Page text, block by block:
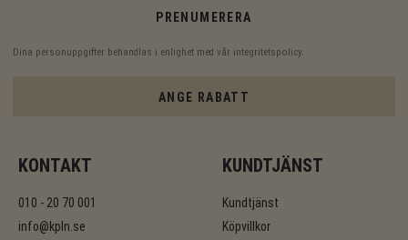
PRENUMERERA
Dina personuppgifter behandlas i enlighet med vår integritetspolicy
ANGE RABATT
KONTAKT
010 - 20 70 001
info@kpln.se
KUNDTJÄNST
Kundtjänst
Köpvillkor